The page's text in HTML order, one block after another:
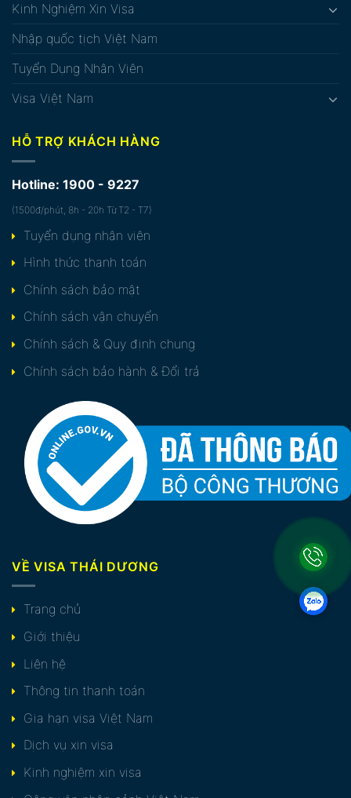
Kinh Nghiệm Xin Visa
Nhập quốc tịch Việt Nam
Tuyển Dụng Nhân Viên
Visa Việt Nam
HỖ TRỢ KHÁCH HÀNG
Hotline: 1900 - 9227
(1500đ/phút, 8h - 20h Từ T2 - T7)
Tuyển dụng nhân viên
Hình thức thanh toán
Chính sách bảo mật
Chính sách vận chuyển
Chính sách & Quy định chung
Chính sách bảo hành & Đổi trả
VỀ VISA THÁI DƯƠNG
Trang chủ
Giới thiệu
Liên hệ
Thông tin thanh toán
Gia hạn visa Việt Nam
Dịch vụ xin visa
Kinh nghiệm xin visa